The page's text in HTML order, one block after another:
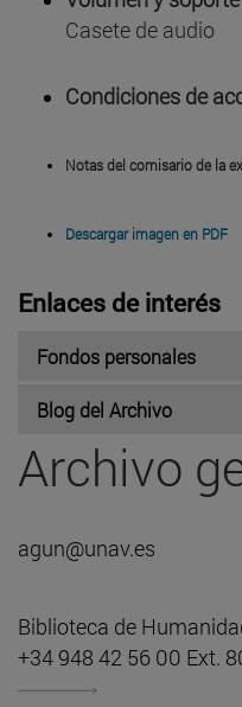
Casete de audio
Condiciones de
Notas del comisario de la
Descargar imagen en PDF
Enlaces de interés
Fondos personales
Blog del Archivo
Archivo
agun@unav.es
Biblioteca de
+34 948 42 56 00 Ext.